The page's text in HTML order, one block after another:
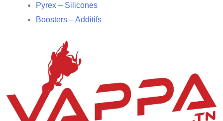
Pyrex – Silicones
Boosters – Additifs